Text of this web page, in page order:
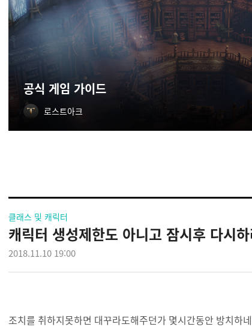
공식 게임 가이드
로스트아크
클래스 및 캐릭터
캐릭터 생성제한도 아니고 잠시후 다시
2018.11.10 19:00
조치를 취하지못하면 대꾸라도해주던가 몇시간동안 방치하